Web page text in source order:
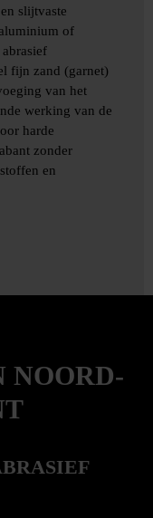
slijtvaste
of
fijn zand (garnet)
van het
werking van de
harde
zonder
en
NOORD-